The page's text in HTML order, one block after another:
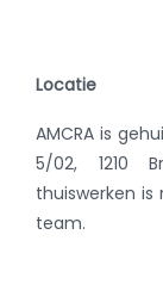
Locatie
AMCRA is
5/02, 1210
thuiswerken
team.